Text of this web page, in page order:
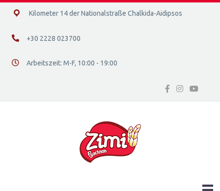
14ο χλμ. Ε.Ο. Χαλκίδας – Αιδηψού, 34400
Kilometer 14 der Nationalstraße Chalkida-Aidipsos
+30 2228 023700
+30 2228 023700
Διεύθυνση οδός 16, Ελλάδα
Arbeitszeit: Μ-F, 10:00 - 19:00